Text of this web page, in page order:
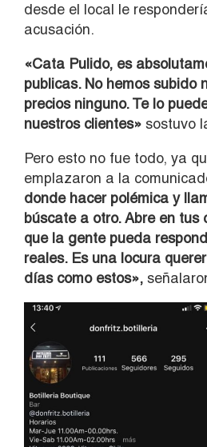
desde el local le
acusación.
«Cata Pulido, es
publicas. No hemos subido
precios ninguno. Te lo
nuestros clientes» sostuvo
Pero esto no fue todo, ya
emplazaron a la
donde hacer polémica y
búscate a otro. Abre en tus
que la gente pueda
reales. Es una locura
días como estos»,